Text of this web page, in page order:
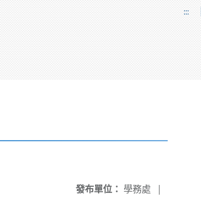
:::
發布單位： 學務處 |